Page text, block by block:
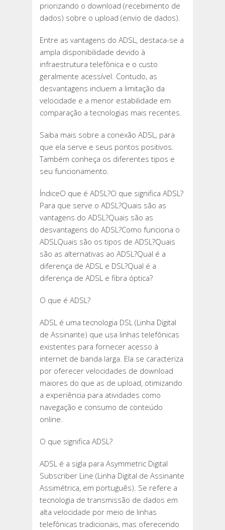
priorizando o download (recebimento de
dados) sobre o upload (envio de dados).
Entre as vantagens do ADSL, destaca-se a
ampla disponibilidade devido à
infraestrutura telefônica e o custo
geralmente acessível. Contudo, as
desvantagens incluem a limitação da
velocidade e a menor estabilidade em
comparação a tecnologias mais recentes.
Saiba mais sobre a conexão ADSL, para
que ela serve e seus pontos positivos.
Também conheça os diferentes tipos e
seu funcionamento.
ÍndiceO que é ADSL?O que significa ADSL?
Para que serve o ADSL?Quais são as
vantagens do ADSL?Quais são as
desvantagens do ADSL?Como funciona o
ADSLQuais são os tipos de ADSL?Quais
são as alternativas ao ADSL?Qual é a
diferença de ADSL e DSL?Qual é a
diferença de ADSL e fibra óptica?
O que é ADSL?
ADSL é uma tecnologia DSL (Linha Digital
de Assinante) que usa linhas telefônicas
existentes para fornecer acesso à
internet de banda larga. Ela se caracteriza
por oferecer velocidades de download
maiores do que as de upload, otimizando
a experiência para atividades como
navegação e consumo de conteúdo
online.
O que significa ADSL?
ADSL é a sigla para Asymmetric Digital
Subscriber Line (Linha Digital de Assinante
Assimétrica, em português). Se refere a
tecnologia de transmissão de dados em
alta velocidade por meio de linhas
telefônicas tradicionais, mas oferecendo